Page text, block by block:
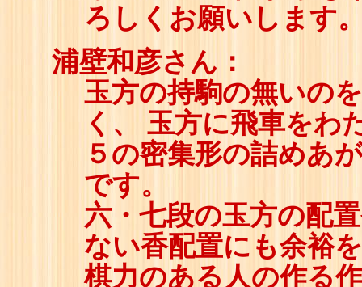
ろしくお願いします
浦壁和彦さん：
玉方の持駒の無いの
く、 玉方に飛車をわ
５の密集形の詰めあ
です。
六・七段の玉方の配
ない香配置にも余裕
棋力のある人の作る